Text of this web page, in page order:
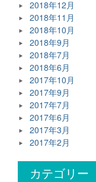
2018年12月
2018年11月
2018年10月
2018年9月
2018年7月
2018年6月
2017年10月
2017年9月
2017年7月
2017年6月
2017年3月
2017年2月
カテゴリー